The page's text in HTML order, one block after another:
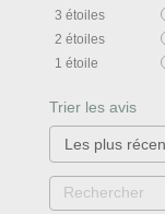
3 étoiles
2 étoiles
1 étoile
Trier les avis